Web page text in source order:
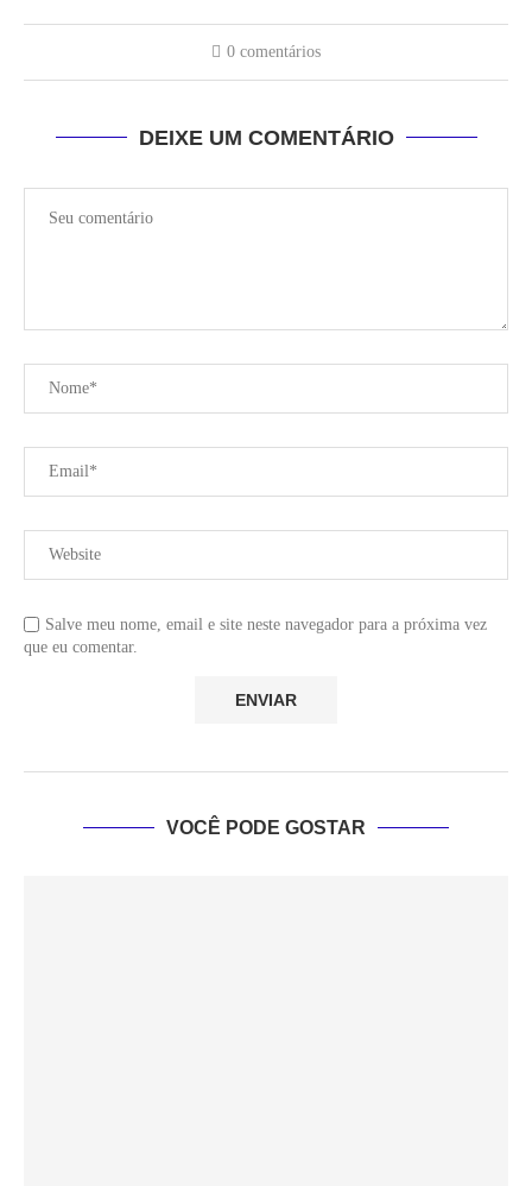
0 comentários
DEIXE UM COMENTÁRIO
Salve meu nome, email e site neste navegador para a próxima vez
que eu comentar.
VOCÊ PODE GOSTAR